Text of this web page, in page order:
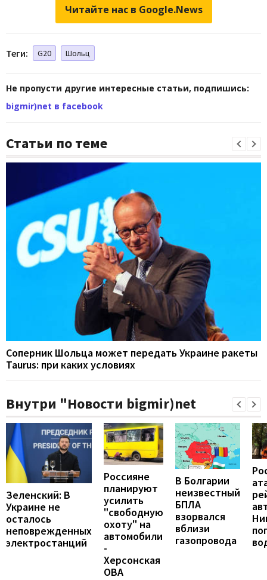
Читайте нас в Google.News
Теги: G20 Шольц
Не пропусти другие интересные статьи, подпишись:
bigmir)net в facebook
Статьи по теме
Соперник Шольца может передать Украине ракеты
Taurus: при каких условиях
Внутри "Новости bigmir)net
Зеленский: В
Украине не
осталось
неповрежденных
электростанций
Россияне
планируют
усилить
"свободную
охоту" на
автомобили
-
Херсонская
ОВА
В Болгарии
неизвестный
БПЛА
взорвался
вблизи
газопровода